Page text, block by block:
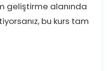
geliştirme alanında
bu kurs tam